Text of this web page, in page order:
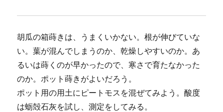
胡瓜の箱蒔きは、うまくいかない。根が伸びていな
い。葉が混んでしまうのか、乾燥しやすいのか。あ
るいは蒔くのが早かったので、寒さで育たなかった
のか。ポット蒔きがよいだろう。
ポット用の用土にピートモスを混ぜてみよう。酸度
は蛎殻石灰を試し、測定をしてみる。